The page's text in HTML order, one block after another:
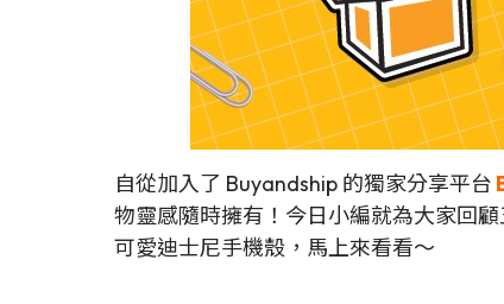
自從加入了 Buyandship 的獨家分享平台
物靈感隨時擁有！今日小編就為大家回
可愛迪士尼手機殼，馬上來看看～